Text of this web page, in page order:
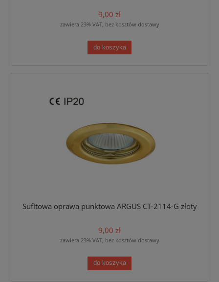
9,00 zł
zawiera 23% VAT, bez kosztów dostawy
do koszyka
Sufitowa oprawa punktowa ARGUS CT-2114-G złoty
9,00 zł
zawiera 23% VAT, bez kosztów dostawy
do koszyka